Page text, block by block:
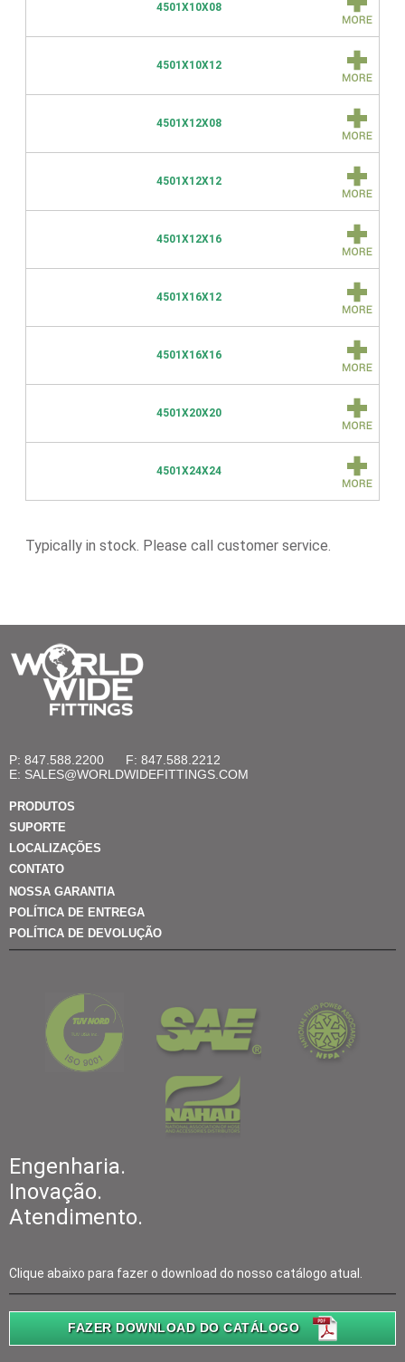
4501X10X08
4501X10X12
4501X12X08
4501X12X12
4501X12X16
4501X16X12
4501X16X16
4501X20X20
4501X24X24
Typically in stock. Please call customer service.
P: 847.588.2200
F: 847.588.2212
E: SALES@WORLDWIDEFITTINGS.COM
PRODUTOS
SUPORTE
LOCALIZAÇÕES
CONTATO
NOSSA GARANTIA
POLÍTICA DE ENTREGA
POLÍTICA DE DEVOLUÇÃO
Engenharia.
Inovação.
Atendimento.
Clique abaixo para fazer o download do nosso catálogo atual.
FAZER DOWNLOAD DO CATÁLOGO